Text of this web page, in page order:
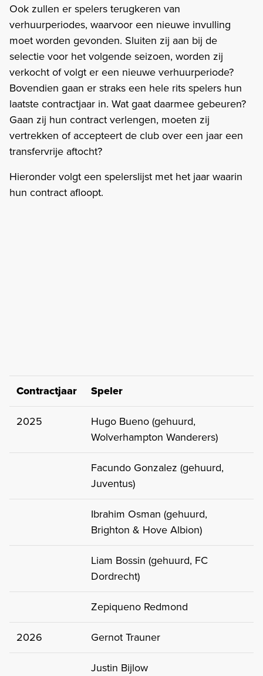
Ook zullen er spelers terugkeren van
verhuurperiodes, waarvoor een nieuwe invulling
moet worden gevonden. Sluiten zij aan bij de
selectie voor het volgende seizoen, worden zij
verkocht of volgt er een nieuwe verhuurperiode?
Bovendien gaan er straks een hele rits spelers hun
laatste contractjaar in. Wat gaat daarmee gebeuren?
Gaan zij hun contract verlengen, moeten zij
vertrekken of accepteert de club over een jaar een
transfervrije aftocht?
Hieronder volgt een spelerslijst met het jaar waarin
hun contract afloopt.
Contractjaar
Speler
2025
Hugo Bueno (gehuurd,
Wolverhampton Wanderers)
Facundo Gonzalez (gehuurd,
Juventus)
Ibrahim Osman (gehuurd,
Brighton & Hove Albion)
Liam Bossin (gehuurd, FC
Dordrecht)
Zepiqueno Redmond
2026
Gernot Trauner
Justin Bijlow